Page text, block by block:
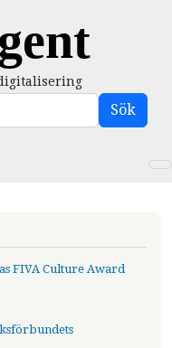
Sök
FIVA Culture Award